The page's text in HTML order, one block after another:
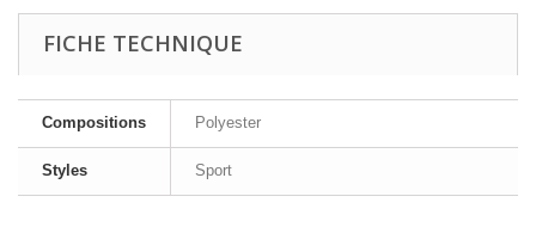
FICHE TECHNIQUE
Compositions Polyester
Styles Sport